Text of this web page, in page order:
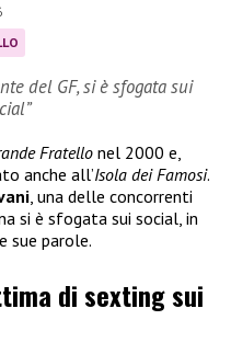
del GF, si è sfogata sui
Fratellonel 2000 e,
anche all’Isola dei Famosi.
, una delle concorrenti
si è sfogata sui social, in
sue parole.
di sexting sui